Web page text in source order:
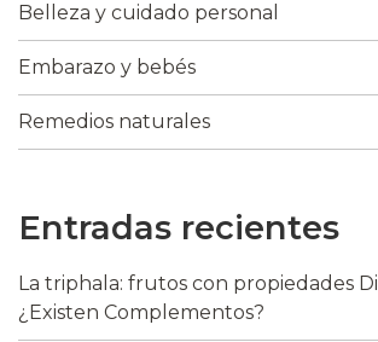
Belleza y cuidado personal
Embarazo y bebés
Remedios naturales
Entradas recientes
La triphala: frutos con propiedades
¿Existen Complementos?